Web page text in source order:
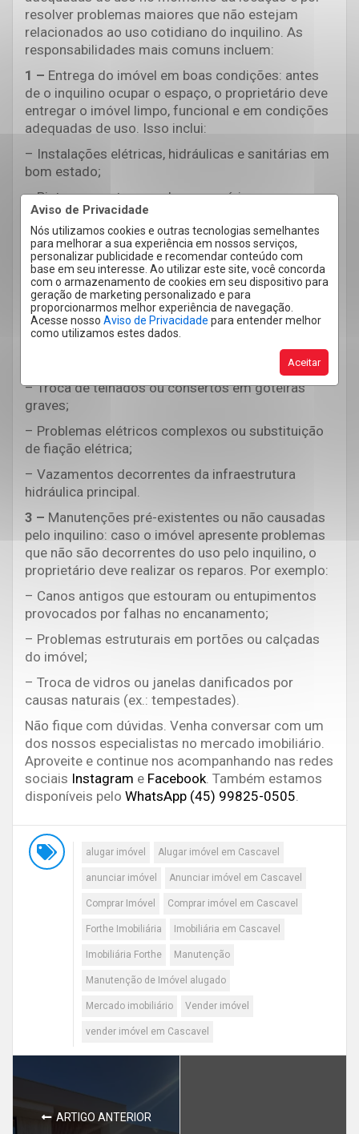
Aviso de Privacidade
Nós utilizamos cookies e outras tecnologias semelhantes
para melhorar a sua experiência em nossos serviços,
personalizar publicidade e recomendar conteúdo com
base em seu interesse. Ao utilizar este site, você concorda
com o armazenamento de cookies em seu dispositivo para
geração de marketing personalizado e para
proporcionarmos melhor experiência de navegação.
Acesse nosso Aviso de Privacidade para entender melhor
como utilizamos estes dados.
Aceitar
resolver problemas maiores que não estejam
relacionados ao uso cotidiano do inquilino. As
responsabilidades mais comuns incluem:
1 – Entrega do imóvel em boas condições: antes
de o inquilino ocupar o espaço, o proprietário deve
entregar o imóvel limpo, funcional e em condições
adequadas de uso. Isso inclui:
– Instalações elétricas, hidráulicas e sanitárias em
bom estado;
– Pintura recente, quando necessário;
– Ausência de danos que impeçam o uso normal
do imóvel.
2 –Reparos estruturais:problemas que envolvem a
estrutura do imóvel, independentemente de
quando surgiram, são de responsabilidade do
proprietário. Exemplos incluem:
– Troca de telhados ou consertos em goteiras
graves;
– Problemas elétricos complexos ou substituição
de fiação elétrica;
– Vazamentos decorrentes da infraestrutura
hidráulica principal.
3 – Manutenções pré-existentes ou não causadas
pelo inquilino: caso o imóvel apresente problemas
que não são decorrentes do uso pelo inquilino, o
proprietário deve realizar os reparos. Por exemplo:
– Canos antigos que estouram ou entupimentos
provocados por falhas no encanamento;
– Problemas estruturais em portões ou calçadas
do imóvel;
– Troca de vidros ou janelas danificados por
causas naturais (ex.: tempestades).
Não fique com dúvidas. Venha conversar com um
dos nossos especialistas no mercado imobiliário.
Aproveite e continue nos acompanhando nas redes
sociais Instagram e Facebook. Também estamos
disponíveis pelo WhatsApp (45) 99825-0505.
alugar imóvel Alugar imóvel em Cascavel
anunciar imóvel Anunciar imóvel em Cascavel
Comprar Imóvel Comprar imóvel em Cascavel
Forthe Imobiliária Imobiliária em Cascavel
Imobiliária Forthe Manutenção
Manutenção de Imóvel alugado
Mercado imobiliário Vender imóvel
vender imóvel em Cascavel
ARTIGO ANTERIOR